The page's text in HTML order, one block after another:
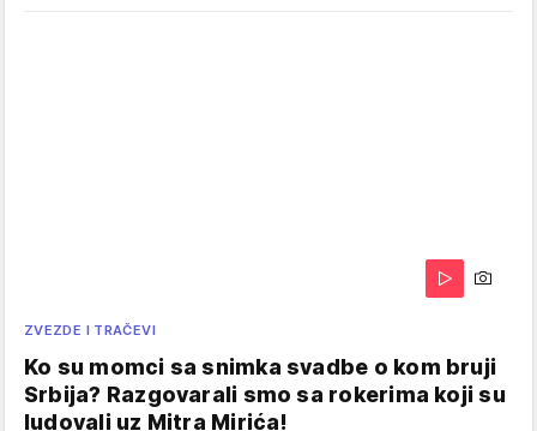
ZVEZDE I TRAČEVI
Ko su momci sa snimka svadbe o kom bruji
Srbija? Razgovarali smo sa rokerima koji su
ludovali uz Mitra Mirića!